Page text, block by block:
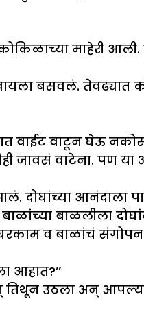
माहेरी आली.
बसवलं. तेवढ्यात
वाईट वाटून घेऊ
जावसं वाटेना. पण या
आनंदाला
बाळलीला
व बाळांचं
आहात?’’
तिथून उठला अन्